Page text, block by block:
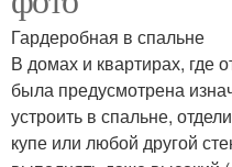
Гардеробная в спальне
В домах и квартирах, где
была предусмотрена
устроить в спальне,
купе или любой другой